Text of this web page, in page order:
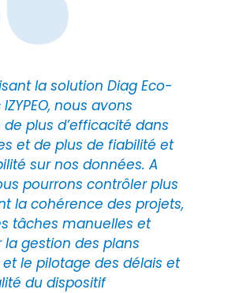
la solution Diag Eco-
nous avons
plus d’efficacité dans
et de plus de fiabilité et
sur nos données. A
pourrons contrôler plus
la cohérence des projets,
tâches manuelles et
gestion des plans
et le pilotage des délais et
du dispositif